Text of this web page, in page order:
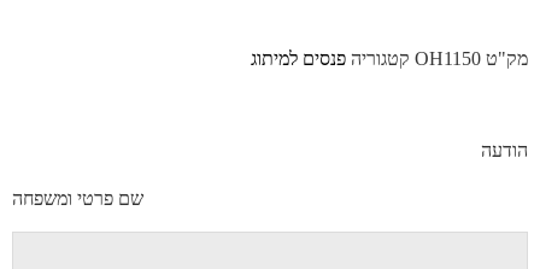
מק"טOH1150 קטגוריה פנסים למיתוג
הודעה
שם פרטי ומשפחה